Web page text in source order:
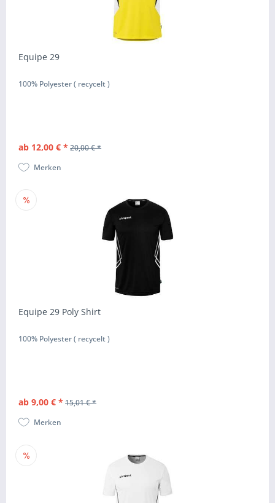
Equipe 29
100% Polyester ( recycelt )
ab 12,00 € * 20,00 € *
Merken
Equipe 29 Poly Shirt
100% Polyester ( recycelt )
ab 9,00 € * 15,01 € *
Merken